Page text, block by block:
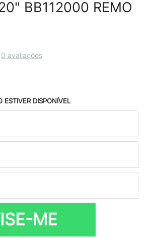
BB112000 REMO
0 avaliações
ESTIVER DISPONÍVEL
ME